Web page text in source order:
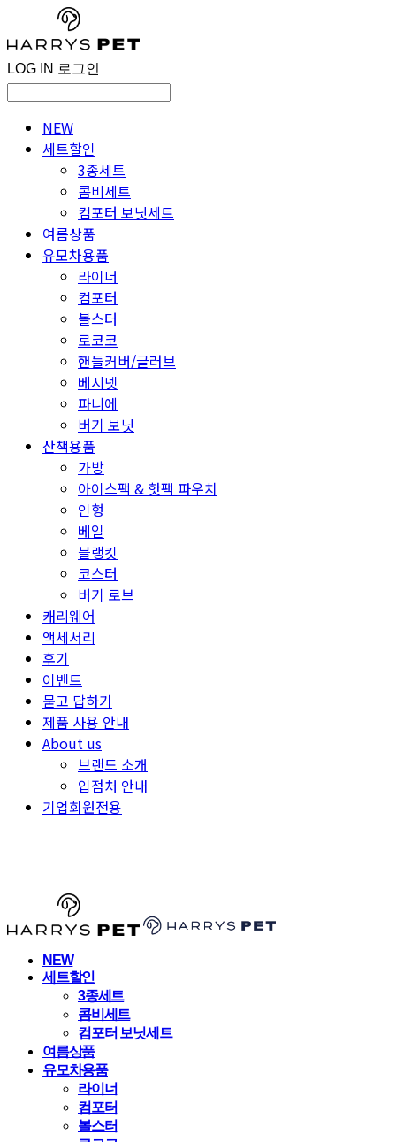
LOG IN 로그인
NEW
세트할인
3종세트
콤비세트
컴포터 보닛세트
여름상품
유모차용품
라이너
컴포터
볼스터
로코코
핸들커버/글러브
베시넷
파니에
버기 보닛
산책용품
가방
아이스팩 & 핫팩 파우치
인형
베일
블랭킷
코스터
버기 로브
캐리웨어
액세서리
후기
이벤트
묻고 답하기
제품 사용 안내
About us
브랜드 소개
입점처 안내
기업회원전용
NEW
세트할인
3종세트
콤비세트
컴포터 보닛세트
여름상품
유모차용품
라이너
컴포터
볼스터